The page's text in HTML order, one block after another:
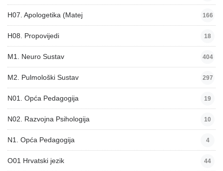
H07. Apologetika (Matej 166
H08. Propovijedi 18
M1. Neuro Sustav 404
M2. Pulmološki Sustav 297
N01. Opća Pedagogija 19
N02. Razvojna Psihologija 10
N1. Opća Pedagogija 4
O01 Hrvatski jezik 44